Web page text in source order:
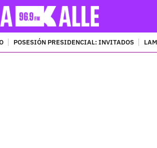
POSESIÓN PRESIDENCIAL: INVITADOS